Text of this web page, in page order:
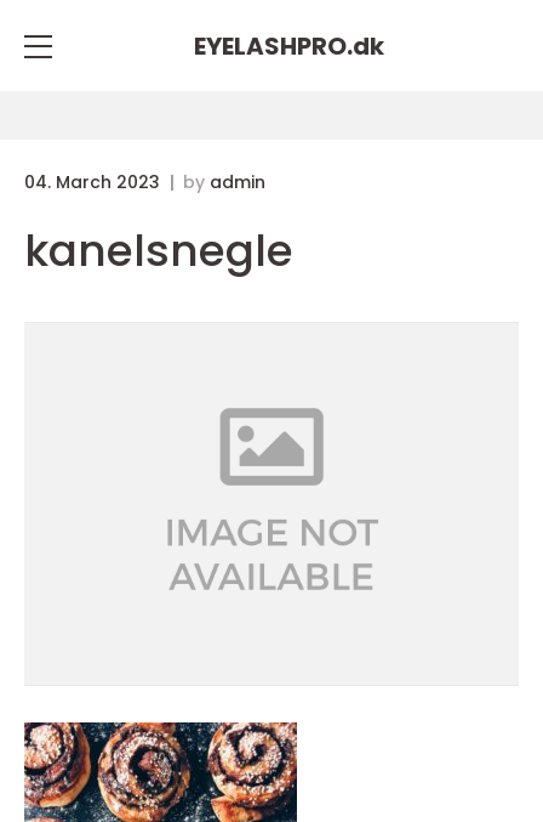
EYELASHPRO.dk
04. March 2023 by admin
kanelsnegle